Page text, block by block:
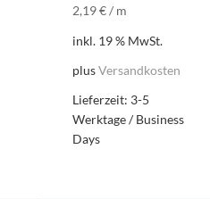
2,19€/ m
inkl. 19 % MwSt.
plusVersandkosten
Lieferzeit: 3-5
Werktage / Business
Days